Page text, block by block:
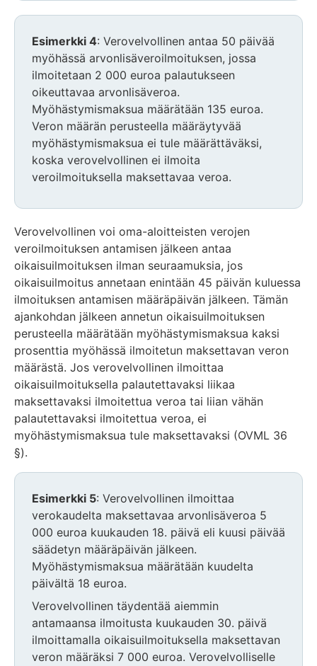
Esimerkki 4: Verovelvollinen antaa 50 päivää
myöhässä arvonlisäveroilmoituksen, jossa
ilmoitetaan 2 000 euroa palautukseen
oikeuttavaa arvonlisäveroa.
Myöhästymismaksua määrätään 135 euroa.
Veron määrän perusteella määräytyvää
myöhästymismaksua ei tule määrättäväksi,
koska verovelvollinen ei ilmoita
veroilmoituksella maksettavaa veroa.
Verovelvollinen voi oma-aloitteisten verojen
veroilmoituksen antamisen jälkeen antaa
oikaisuilmoituksen ilman seuraamuksia, jos
oikaisuilmoitus annetaan enintään 45 päivän kuluessa
ilmoituksen antamisen määräpäivän jälkeen. Tämän
ajankohdan jälkeen annetun oikaisuilmoituksen
perusteella määrätään myöhästymismaksua kaksi
prosenttia myöhässä ilmoitetun maksettavan veron
määrästä. Jos verovelvollinen ilmoittaa
oikaisuilmoituksella palautettavaksi liikaa
maksettavaksi ilmoitettua veroa tai liian vähän
palautettavaksi ilmoitettua veroa, ei
myöhästymismaksua tule maksettavaksi (OVML 36
§).
Esimerkki 5: Verovelvollinen ilmoittaa
verokaudelta maksettavaa arvonlisäveroa 5
000 euroa kuukauden 18. päivä eli kuusi päivää
säädetyn määräpäivän jälkeen.
Myöhästymismaksua määrätään kuudelta
päivältä 18 euroa.
Verovelvollinen täydentää aiemmin
antamaansa ilmoitusta kuukauden 30. päivä
ilmoittamalla oikaisuilmoituksella maksettavan
veron määräksi 7 000 euroa. Verovelvolliselle